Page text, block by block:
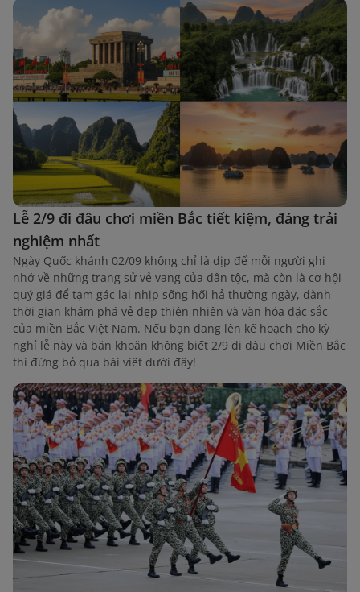
Lễ 2/9 đi đâu chơi miền Bắc tiết kiệm, đáng trải
nghiệm nhất
Ngày Quốc khánh 02/09 không chỉ là dịp để mỗi người ghi
nhớ về những trang sử vẻ vang của dân tộc, mà còn là cơ hội
quý giá để tạm gác lại nhịp sống hối hả thường ngày, dành
thời gian khám phá vẻ đẹp thiên nhiên và văn hóa đặc sắc
của miền Bắc Việt Nam. Nếu bạn đang lên kế hoạch cho kỳ
nghỉ lễ này và băn khoăn không biết 2/9 đi đâu chơi Miền Bắc
thì đừng bỏ qua bài viết dưới đây!